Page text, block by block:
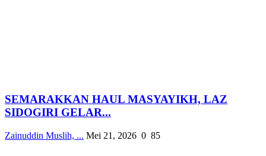
SEMARAKKAN HAUL MASYAYIKH, LAZ
SIDOGIRI GELAR...
Zainuddin Muslih, ... Mei 21, 2026 0 85